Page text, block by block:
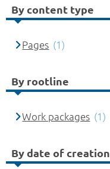
By content type
Pages (1)
By rootline
Work packages (1)
By date of creation